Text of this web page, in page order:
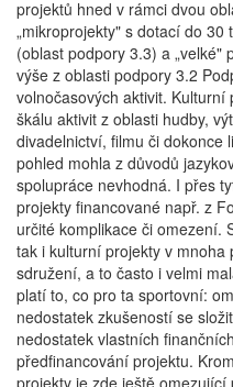
projektů hned v rámci dvou
„mikroprojekty" s dotací do
(oblast podpory 3.3) a „velké"
výše z oblasti podpory 3.2
volnočasových aktivit.
škálu aktivit z oblasti hudby,
divadelnictví, filmu či dokonce
pohled mohla z důvodů
spolupráce nevhodná. I přes
projekty financované např. z
určité komplikace či omezení.
tak i kulturní projekty v
sdružení, a to často i velmi
platí to, co pro ta sportovní:
nedostatek zkušeností se
nedostatek vlastních
předfinancování projektu.
projekty je zde ještě omezující